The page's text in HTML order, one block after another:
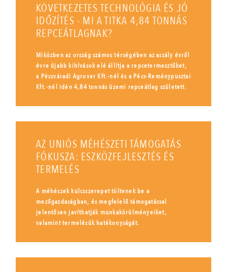
KÖVETKEZETES TECHNOLÓGIA ÉS JÓ
IDŐZÍTÉS - MI A TITKA 4,84 TONNÁS
REPCEÁTLAGNAK?
Miközben az ország számos térségében az aszály évről
évre újabb kihívások elé állítja a repcetermesztőket,
a Pécsváradi Agrover Kft.-nél és a Pécs-Reménypusztai
Kft.-nél idén 4,84 tonnás üzemi repceátlag született.
AZ UNIÓS MÉHÉSZETI TÁMOGATÁS
FÓKUSZA: ESZKÖZFEJLESZTÉS ÉS
TERMELÉS
A méhészek kulcsszerepet töltenek be a
mezőgazdaságban, és megfelelő támogatással
jelentősen javíthatják munkakörülményeiket,
valamint termelésük hatékonyságát.